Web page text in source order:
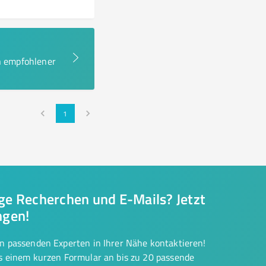
empfohlener
1
Recherchen und E-Mails? Jetzt
passenden Experten in Ihrer Nähe kontaktieren!
kurzen Formular an bis zu 20 passende